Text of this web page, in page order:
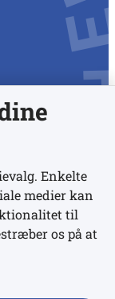
Enkelte
medier kan
til
os på at